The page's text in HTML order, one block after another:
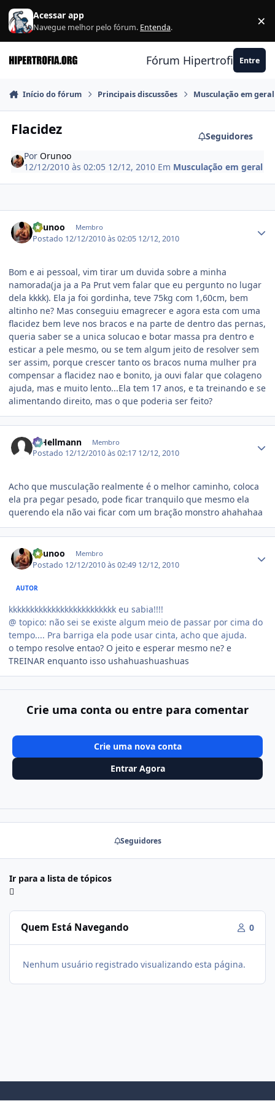
Ir para conteúdo
Acessar app
Navegue melhor pelo fórum. Entenda. ×
Fórum Hipertrofia.org
Entre
Início do fórum Principais discussões Musculação em geral
Flacidez
Seguidores
PorOrunoo
12/12/2010 às 02:05 12/12, 2010 Em Musculação em geral
Orunoo Membro
Postado 12/12/2010 às 02:05 12/12, 2010
Bom e ai pessoal, vim tirar um duvida sobre a minha
namorada(ja ja a Pa Prut vem falar que eu pergunto no lugar
dela kkkk). Ela ja foi gordinha, teve 75kg com 1,60cm, bem
altinho ne? Mas conseguiu emagrecer e agora esta com uma
flacidez bem leve nos bracos e na parte de dentro das pernas,
queria saber se a unica solucao e botar massa pra dentro e
esticar a pele mesmo, ou se tem algum jeito de resolver sem
ser assim, porque crescer tanto os bracos numa mulher pra
compensar a flacidez nao e bonito, ja ouvi falar que colageno
ajuda, mas e muito lento...Ela tem 17 anos, e ta treinando e se
alimentando direito, mas o que poderia ser feito?
R.Hellmann Membro
Postado 12/12/2010 às 02:17 12/12, 2010
Acho que musculação realmente é o melhor caminho, coloca
ela pra pegar pesado, pode ficar tranquilo que mesmo ela
querendo ela não vai ficar com um bração monstro ahahahaa
Orunoo Membro
Postado 12/12/2010 às 02:49 12/12, 2010
AUTOR
kkkkkkkkkkkkkkkkkkkkkkkkk eu sabia!!!!
@ topico: não sei se existe algum meio de passar por cima do
tempo.... Pra barriga ela pode usar cinta, acho que ajuda.
o tempo resolve entao? O jeito e esperar mesmo ne? e
TREINAR enquanto isso ushahuashuashuas
Crie uma conta ou entre para comentar
Crie uma nova conta
Entrar Agora
Seguidores
Ir para a lista de tópicos
Quem Está Navegando 0
Nenhum usuário registrado visualizando esta página.